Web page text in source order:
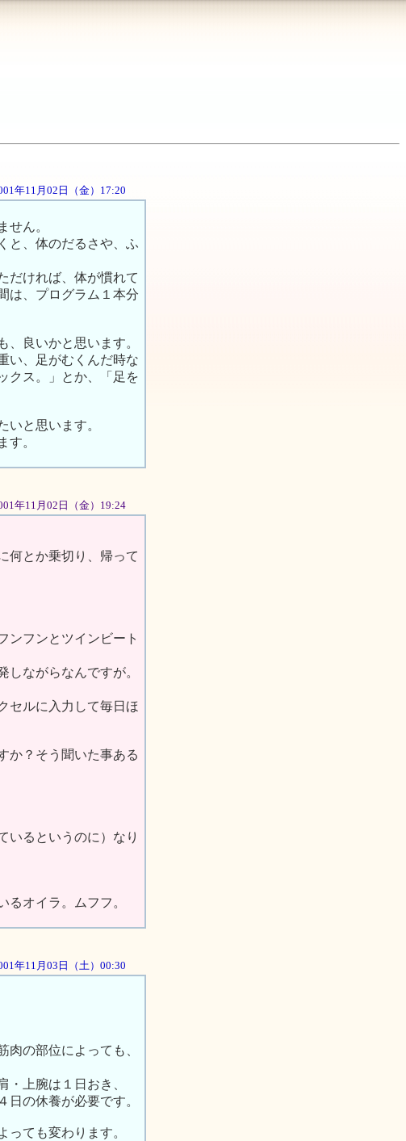
年11月02日（金）17:20
せん。
と、体のだるさや、ふ
だければ、体が慣れて
は、プログラム１本分
良いかと思います。
い、足がむくんだ時な
クス。」とか、「足を
いと思います。
す。
年11月02日（金）19:24
何とか乗切り、帰って
ンフンとツインビート
ながらなんですが。
セルに入力して毎日ほ
か？そう聞いた事ある
いるというのに）なり
オイラ。ムフフ。
年11月03日（土）00:30
の部位によっても、
上腕は１日おき、
の休養が必要です。
ても変わります。